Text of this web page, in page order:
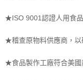
★ISO 9001認證人用食
★稽查原物料供應商，以
★食品製作工廠符合美國